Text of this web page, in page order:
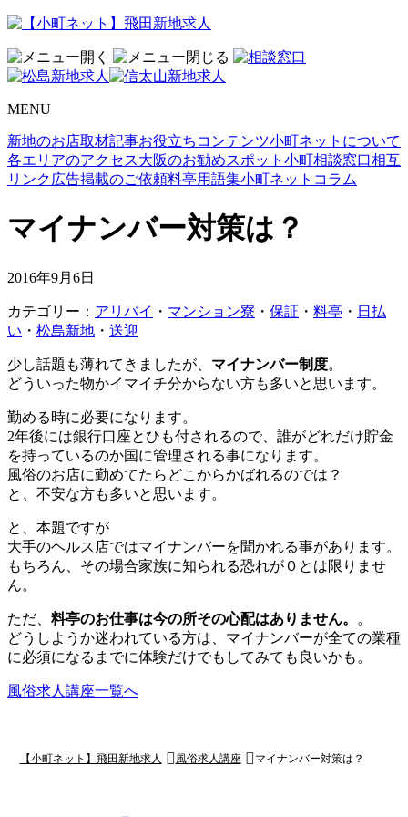
MENU
新地のお店取材記事お役立ちコンテンツ小町ネットについて
各エリアのアクセス大阪のお勧めスポット 小町相談窓口相互
リンク 広告掲載のご依頼料亭用語集小町ネットコラム
マイナンバー対策は？
2016年9月6日
カテゴリー： アリバイ ・ マンション寮 ・ 保証 ・ 料亭 ・ 日払
い ・ 松島新地 ・ 送迎
少し話題も薄れてきましたが、 マイナンバー制度。
どういった物かイマイチ分からない方も多いと思います。
勤める時に必要になります。
2年後には銀行口座とひも付されるので、誰がどれだけ貯金
を持っているのか国に管理される事になります。
風俗のお店に勤めてたらどこからかばれるのでは？
と、不安な方も多いと思います。
と、本題ですが
大手のヘルス店ではマイナンバーを聞かれる事があります。
もちろん、その場合家族に知られる恐れが０とは限りませ
ん。
ただ、 料亭のお仕事は今の所その心配はありません。
。
どうしようか迷われている方は、マイナンバーが全ての業種
に必須になるまでに体験だけでもしてみても良いかも。
風俗求人講座一覧へ
【小町ネット】飛田新地求人 風俗求人講座 マイナンバー対策は？